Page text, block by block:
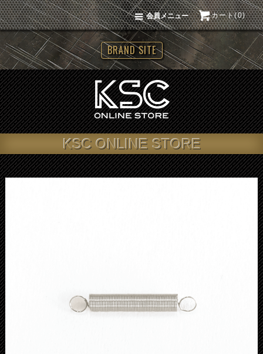
カート(0)
会員メニュー
BRAND SITE
KSC ONLINE STORE